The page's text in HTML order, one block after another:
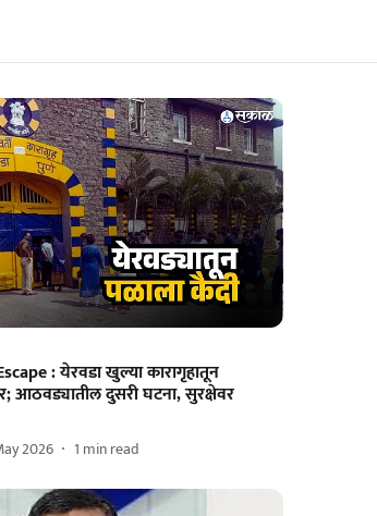
: येरवडा खुल्या कारागृहातून
आठवड्यातील दुसरी घटना, सुरक्षेवर
2026 1 min read